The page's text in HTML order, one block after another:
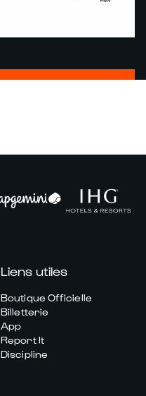
Liens utiles
Boutique Officielle
Billetterie
App
Report It
Discipline